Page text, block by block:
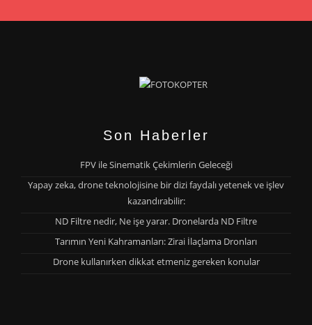
Son Haberler
FPV ile Sinematik Çekimlerin Geleceği
Yapay zeka, drone teknolojisine bir dizi faydalı yetenek ve işlev
kazandırabilir:
ND Filtre nedir, Ne işe yarar. Dronelarda ND Filtre
Tarımın Yeni Kahramanları: Zirai İlaçlama Dronları
Drone kullanırken dikkat etmeniz gereken konular